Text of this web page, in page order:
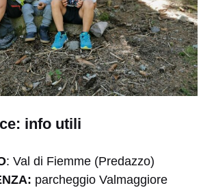
info utili
: Val di Fiemme (Predazzo)
parcheggio Valmaggiore